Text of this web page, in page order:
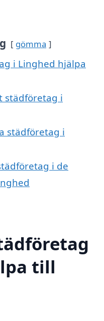
gömma
i Linghed hjälpa
städföretag i
städföretag i
i de
till